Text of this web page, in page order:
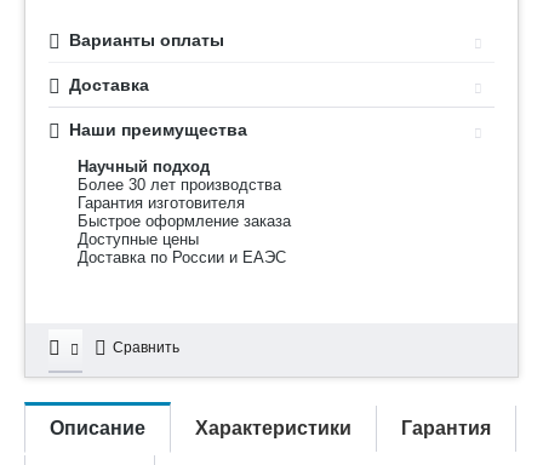
Варианты оплаты
Доставка
Наши преимущества
Научный подход
Более 30 лет производства
Гарантия изготовителя
Быстрое оформление заказа
Доступные цены
Доставка по России и ЕАЭС
Сравнить
Описание Характеристики Гарантия